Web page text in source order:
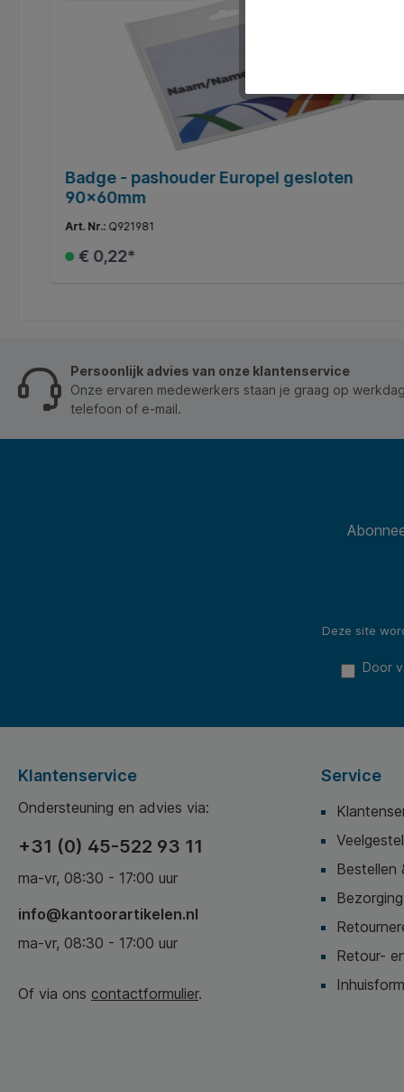
Badge - pashouder Europel gesloten
90x60mm
Art. Nr.: Q921981
€ 0,22*
Persoonlijk advies van onze klantenservice
Onze ervaren medewerkers staan je graag op
telefoon of e-mail.
Deze site
Door
Klantenservice
Ondersteuning en advies via:
+31 (0) 45-522 93 11
ma-vr, 08:30 - 17:00 uur
info@kantoorartikelen.nl
ma-vr, 08:30 - 17:00 uur
Of via ons contactformulier.
Service
Bestellen
Retour-